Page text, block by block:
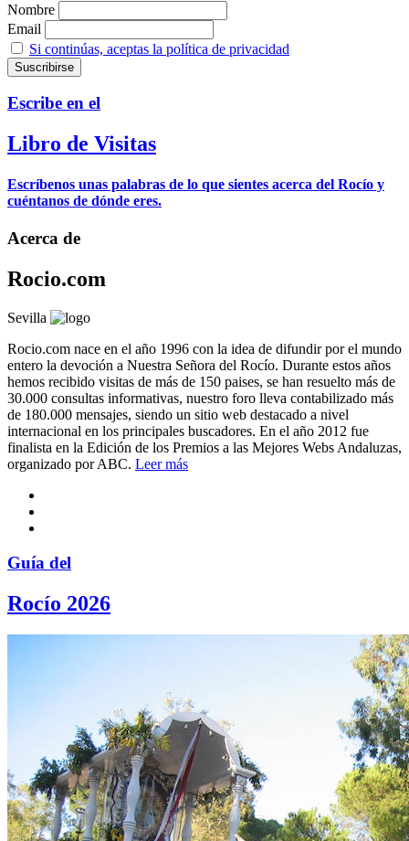
Nombre
Email
Si continúas, aceptas la política de privacidad
Escribe en el
Libro de Visitas
Escríbenos unas palabras de lo que sientes acerca del Rocío y
cuéntanos de dónde eres.
Acerca de
Rocio.com
Sevilla
Rocio.com nace en el año 1996 con la idea de difundir por el mundo
entero la devoción a Nuestra Señora del Rocío. Durante estos años
hemos recibido visitas de más de 150 paises, se han resuelto más de
30.000 consultas informativas, nuestro foro lleva contabilizado más
de 180.000 mensajes, siendo un sitio web destacado a nivel
internacional en los principales buscadores. En el año 2012 fue
finalista en la Edición de los Premios a las Mejores Webs Andaluzas,
organizado por ABC. Leer más
Guía del
Rocío 2026